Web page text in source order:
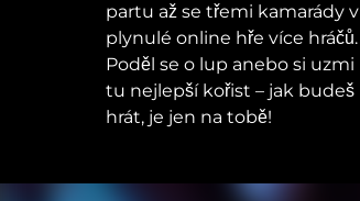
partu až se třemi kamarády v
plynulé online hře více hráčů.
Poděl se o lup anebo si uzmi
tu nejlepší kořist – jak budeš
hrát, je jen na tobě!